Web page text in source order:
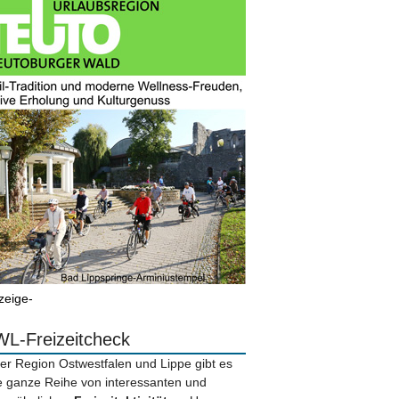
Freizeitcheck
Region Ostwestfalen und Lippe gibt es
ganze Reihe von interessanten und